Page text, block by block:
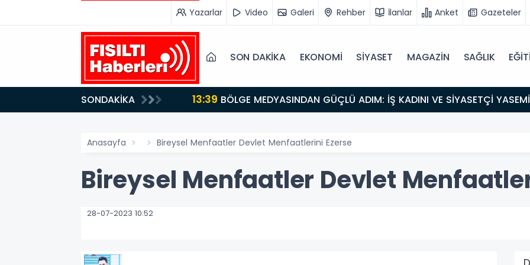
Yazarlar Video Galeri Rehber İlanlar Anket Gazeteler
SON DAKİKA EKONOMİ SİYASET MAGAZİN SAĞLIK
SONDAKİKA 13:39
KOLLARINDA!
Anasayfa Bireysel Menfaatler Devlet Menfaatlerini Ezerse
Bireysel Menfaatler Devlet
28-07-2023 10:52